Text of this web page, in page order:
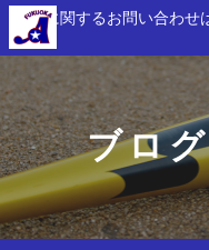
入部に関するお問い合わせ
ブロ